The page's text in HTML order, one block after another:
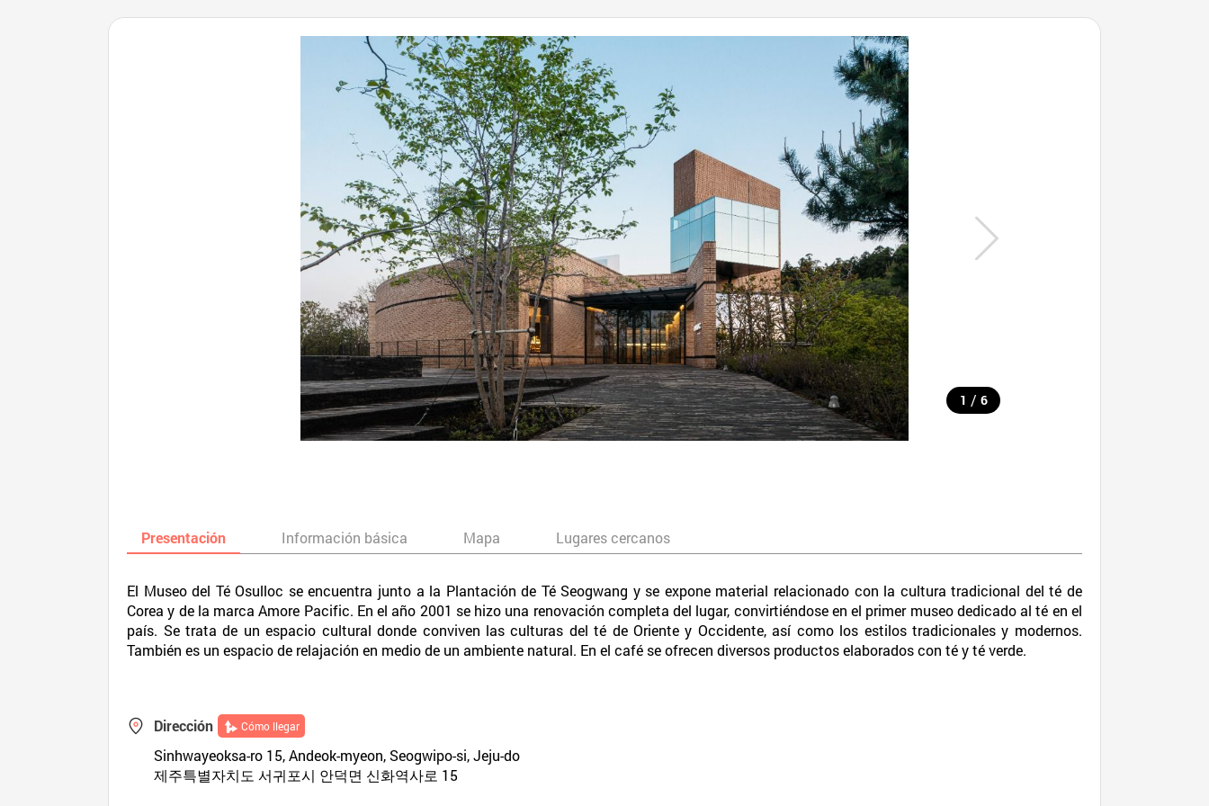
1 / 6
Presentación Información básica Mapa Lugares cercanos
El Museo del Té Osulloc se encuentra junto a la Plantación de Té Seogwang y se expone material relacionado con la cultura tradicional del té de
Corea y de la marca Amore Pacific. En el año 2001 se hizo una renovación completa del lugar, convirtiéndose en el primer museo dedicado al té en el
país. Se trata de un espacio cultural donde conviven las culturas del té de Oriente y Occidente, así como los estilos tradicionales y modernos.
También es un espacio de relajación en medio de un ambiente natural. En el café se ofrecen diversos productos elaborados con té y té verde.
Dirección Cómo llegar
Sinhwayeoksa-ro 15, Andeok-myeon, Seogwipo-si, Jeju-do
제주특별자치도 서귀포시 안덕면 신화역사로 15